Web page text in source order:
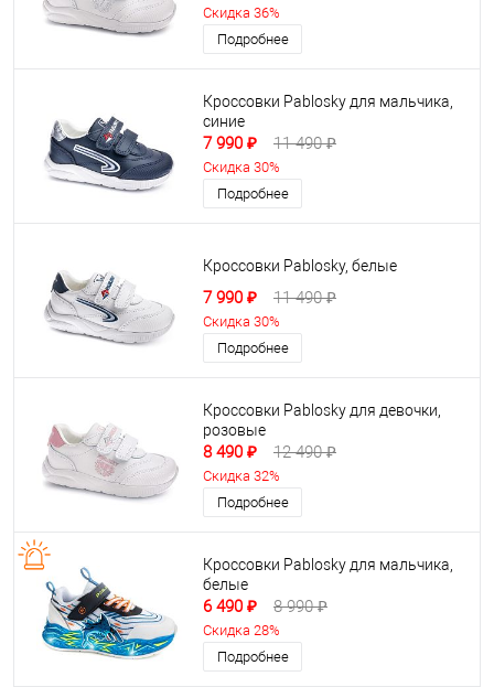
Скидка 36%
Подробнее
Кроссовки Pablosky для мальчика,
синие
7 990 ₽ 11 490 ₽
Скидка 30%
Подробнее
Кроссовки Pablosky, белые
7 990 ₽ 11 490 ₽
Скидка 30%
Подробнее
Кроссовки Pablosky для девочки,
розовые
8 490 ₽ 12 490 ₽
Скидка 32%
Подробнее
Кроссовки Pablosky для мальчика,
белые
6 490 ₽ 8 990 ₽
Скидка 28%
Подробнее